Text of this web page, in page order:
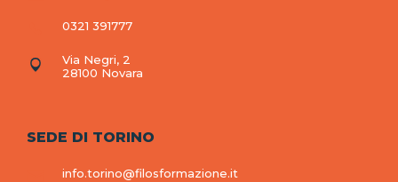
0321 391777
Via Negri, 2
28100 Novara
SEDE DI TORINO
info.torino@filosformazione.it